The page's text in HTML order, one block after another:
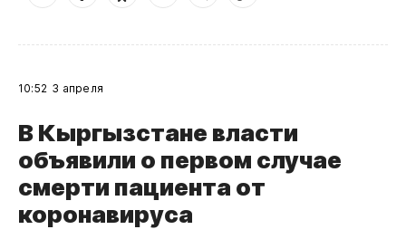
10:52 3 апреля
В Кыргызстане власти
объявили о первом случае
смерти пациента от
коронавируса